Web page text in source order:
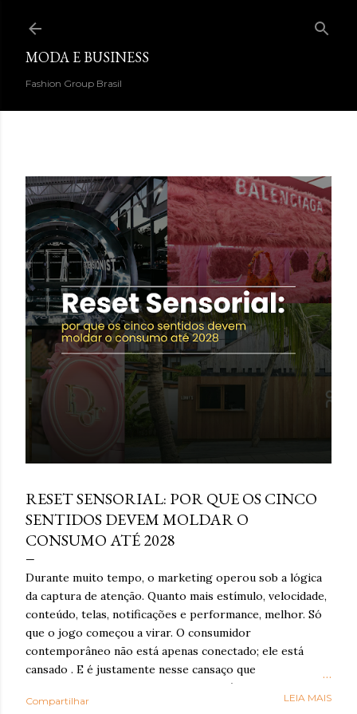
MODA E BUSINESS
Fashion Group Brasil
RESET SENSORIAL: POR QUE OS CINCO
SENTIDOS DEVEM MOLDAR O
CONSUMO ATÉ 2028
Durante muito tempo, o marketing operou sob a lógica
da captura de atenção. Quanto mais estímulo, velocidade,
conteúdo, telas, notificações e performance, melhor. Só
que o jogo começou a virar. O consumidor
contemporâneo não está apenas conectado; ele está
cansado . E é justamente nesse cansaço que o reset
sensorial ganha força: como resposta à exaustão
cognitiva e emocional provocada por anos de
Compartilhar LEIA MAIS